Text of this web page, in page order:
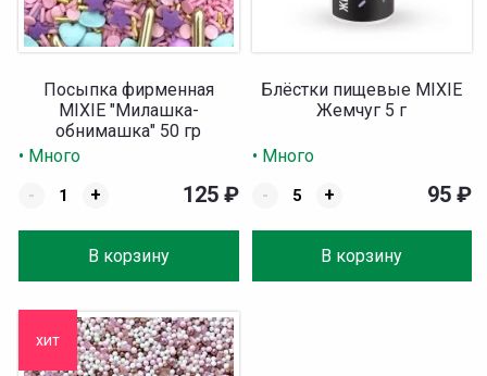
Посыпка фирменная
MIXIE "Милашка-
обнимашка" 50 гр
• Много
-
+
В корзину
125 ₽
Блёстки пищевые MIXIE
Жемчуг 5 г
• Много
-
+
В корзину
95 ₽
хит